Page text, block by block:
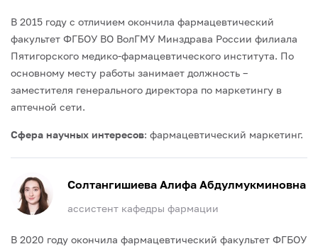
В 2015 году с отличием окончила фармацевтический
факультет ФГБОУ ВО ВолГМУ Минздрава России филиала
Пятигорского медико-фармацевтического института. По
основному месту работы занимает должность –
заместителя генерального директора по маркетингу в
аптечной сети.
Сфера научных интересов: фармацевтический маркетинг.
Солтангишиева Алифа Абдулмукминовна
ассистент кафедры фармации
В 2020 году окончила фармацевтический факультет ФГБОУ